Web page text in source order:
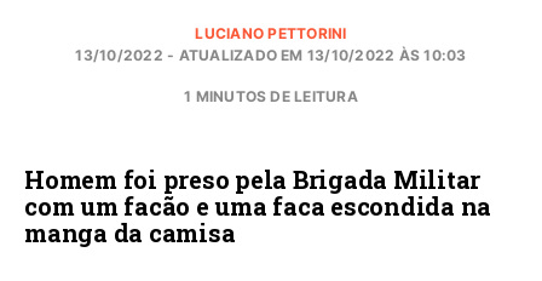
LUCIANO PETTORINI
13/10/2022 - ATUALIZADO EM 13/10/2022 ÀS 10:03
1 MINUTOS DE LEITURA
Homem foi preso pela Brigada Militar
com um facão e uma faca escondida na
manga da camisa